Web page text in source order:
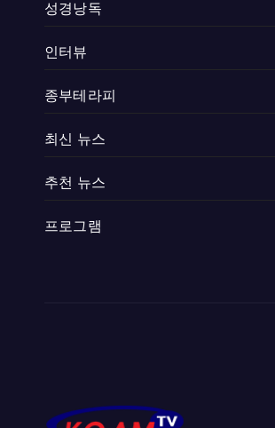
성경낭독
인터뷰
종부테라피
최신 뉴스
추천 뉴스
프로그램